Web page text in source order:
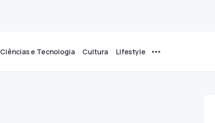
Ciências e Tecnologia Cultura Lifestyle